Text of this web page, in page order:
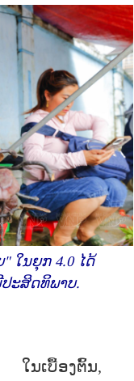
ໃນຍຸກ 4.0 ໄດ້
ະສິດທິພາບ.
ໃນເບື້ອງຕົ້ນ,